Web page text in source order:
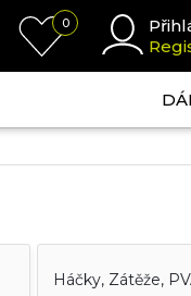
0
Háčky, Zátěže,